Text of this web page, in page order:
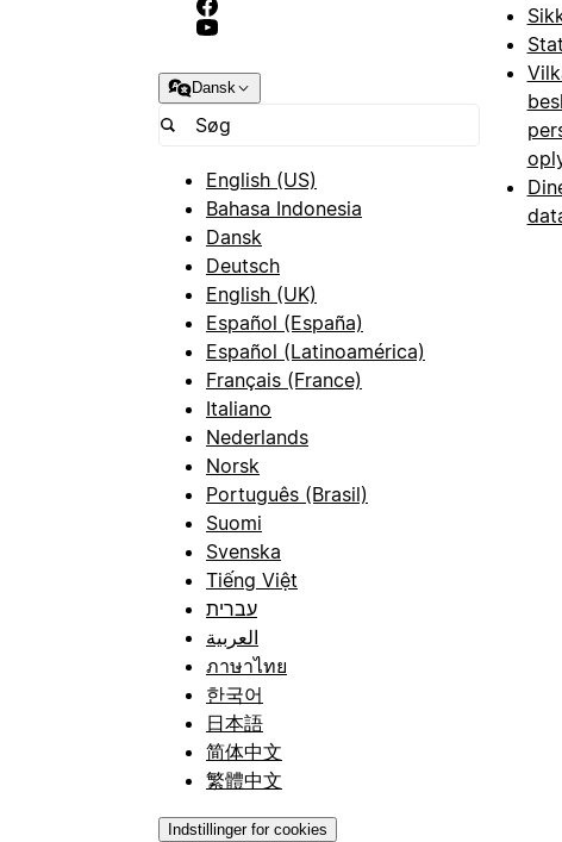
Dansk
English (US)
Bahasa Indonesia
Dansk
Deutsch
English (UK)
Español (España)
Español (Latinoamérica)
Français (France)
Italiano
Nederlands
Norsk
Português (Brasil)
Suomi
Svenska
Tiếng Việt
עברית
العربية
ภาษาไทย
한국어
日本語
简体中文
繁體中文
Indstillinger for cookies